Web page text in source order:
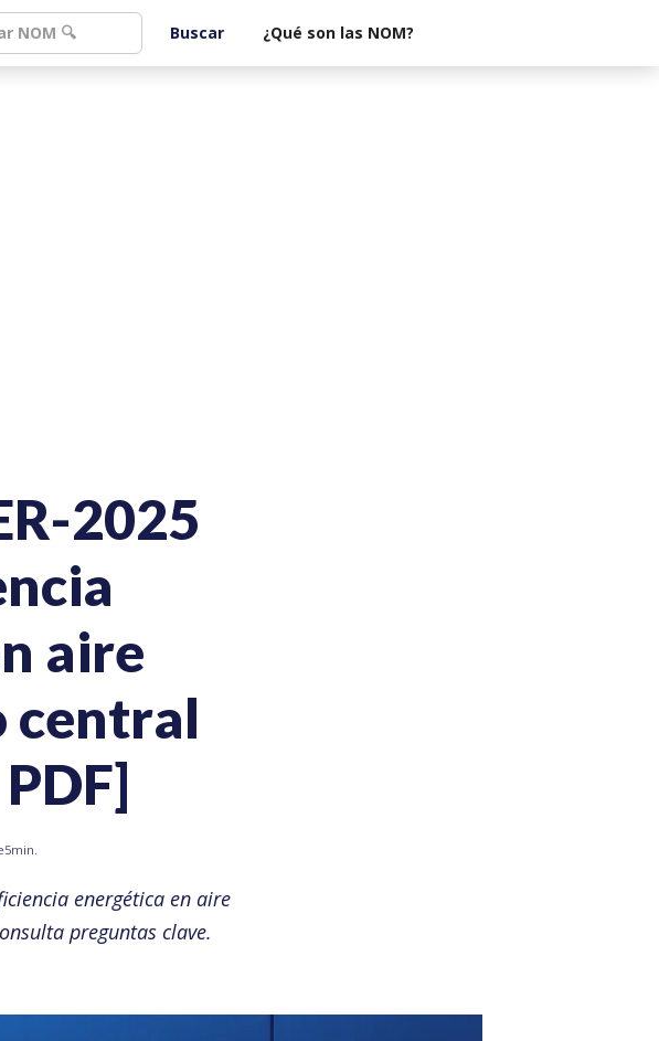
¿Qué son las NOM?
2025
aire
central
5min.
energética en aire
preguntas clave.